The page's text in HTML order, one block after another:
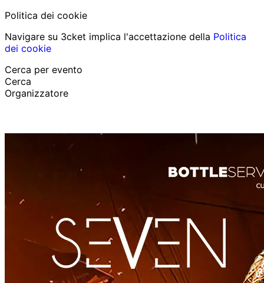
Politica dei cookie
Navigare su 3cket implica l'accettazione della Politica
dei cookie
Cerca per evento
Cerca
Organizzatore
Italiano
Promuovi evento